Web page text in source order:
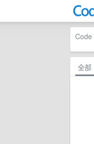
Code
全部